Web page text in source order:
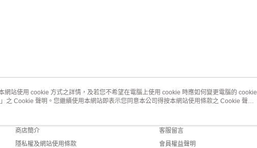
關於我們
商店簡介
隱私權及網站使用條款
客服資訊
客服留言
會員權益聲明
網站使用 cookie 方式之詳情，及若您不希望在電腦上使用 cookie 時應如何變更電腦的 cookie
」之 Cookie 聲明。您繼續使用本網站即表示您同意本公司得按本網站使用條款之 Cookie 聲明